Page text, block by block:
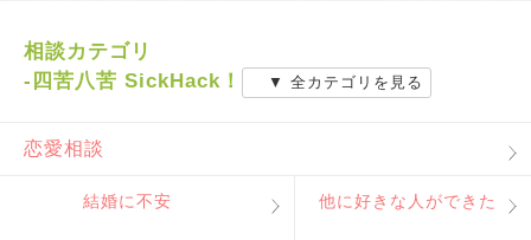
相談カテゴリ
-四苦八苦 SickHack！
▼ 全カテゴリを見る
恋愛相談
結婚に不安 他に好きな人ができた